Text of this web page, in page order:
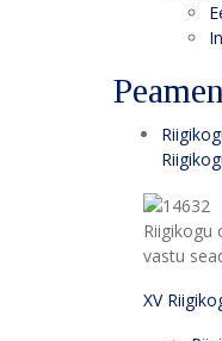
Riigikogu
vastu
XV